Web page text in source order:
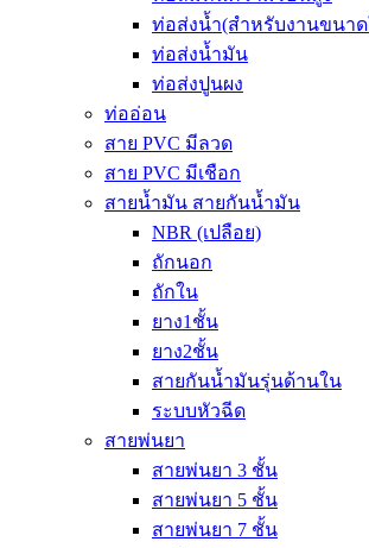
ท่อส่งน้ำ(สำหรับงานขนา
ท่อส่งน้ำมัน
ท่อส่งปูนผง
ท่ออ่อน
สาย PVC มีลวด
สาย PVC มีเชือก
สายน้ำมัน สายกันน้ำมัน
NBR (เปลือย)
ถักนอก
ถักใน
ยาง1ชั้น
ยาง2ชั้น
สายกันน้ำมันรุ่นด้านใน
ระบบหัวฉีด
สายพ่นยา
สายพ่นยา 3 ชั้น
สายพ่นยา 5 ชั้น
สายพ่นยา 7 ชั้น